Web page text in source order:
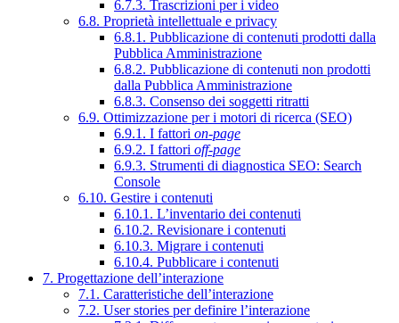
6.7.3. Trascrizioni per i video
6.8. Proprietà intellettuale e privacy
6.8.1. Pubblicazione di contenuti prodotti dalla
Pubblica Amministrazione
6.8.2. Pubblicazione di contenuti non prodotti
dalla Pubblica Amministrazione
6.8.3. Consenso dei soggetti ritratti
6.9. Ottimizzazione per i motori di ricerca (SEO)
6.9.1. I fattori on-page
6.9.2. I fattori off-page
6.9.3. Strumenti di diagnostica SEO: Search
Console
6.10. Gestire i contenuti
6.10.1. L’inventario dei contenuti
6.10.2. Revisionare i contenuti
6.10.3. Migrare i contenuti
6.10.4. Pubblicare i contenuti
7. Progettazione dell’interazione
7.1. Caratteristiche dell’interazione
7.2. User stories per definire l’interazione